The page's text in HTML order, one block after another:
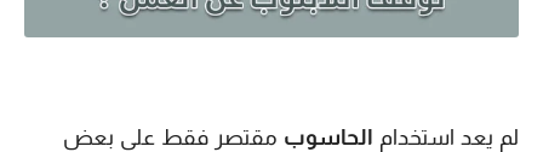
لم يعد استخدام الحاسوب مقتصر فقط على بعض